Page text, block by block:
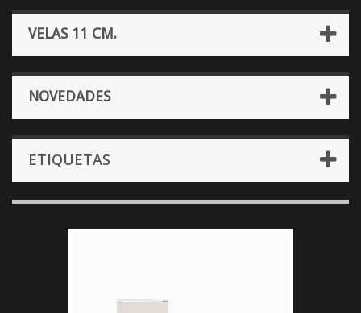
VELAS 11 CM.
NOVEDADES
ETIQUETAS